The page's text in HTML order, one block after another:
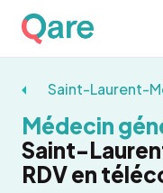
Saint-Laurent-
Médecin
Saint-
RDV en